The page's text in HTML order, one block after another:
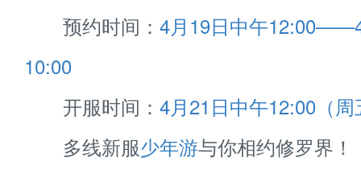
预约时间： 4月19日中午
10:00
开服时间： 4月21日中午12:00（周
多线新服少年游与你相约修罗界！